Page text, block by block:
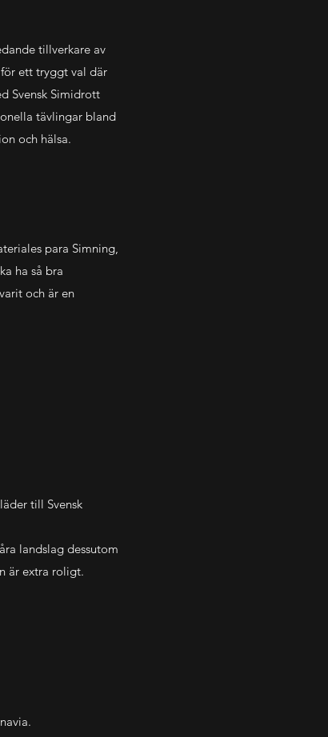
tillverkare av
ett tryggt val där
Svensk Simidrott
tävlingar bland
och hälsa.
para Simning,
ha så bra
och är en
till Svensk
landslag dessutom
är extra roligt.